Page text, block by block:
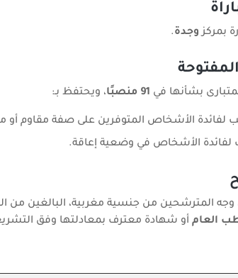
بمركزوجدة.
بشأنها في 91 منصبًا ، ويحتفظ بـ:
لفائدة الأشخاص المتوفرين على صفة مقاوم أو
لفائدة الأشخاص في وضعية إعاقة.
وجه المترشحين من جنسية مغربية، البالغين من
العام أو شهادة معترف بمعادلتها وفق